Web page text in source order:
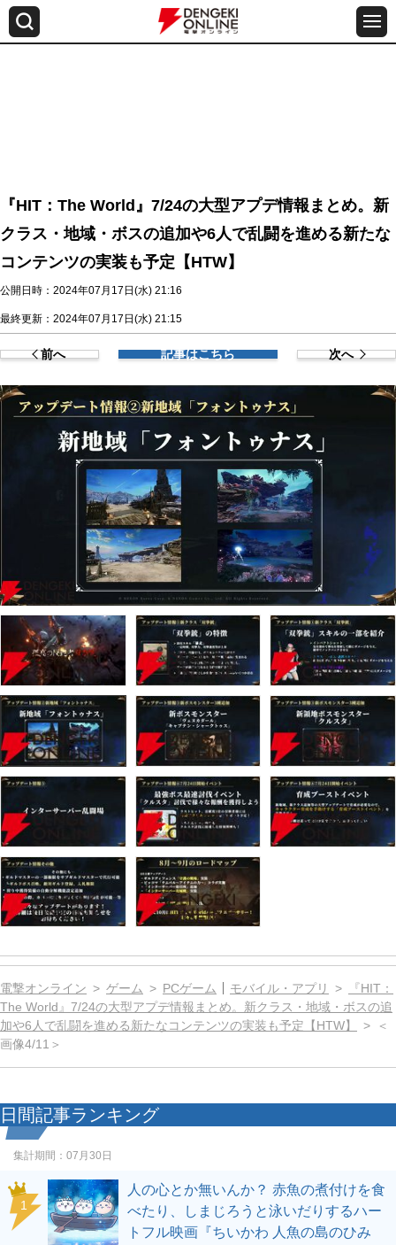
『HIT：The World』7/24の大型アプデ情報まとめ。新
クラス・地域・ボスの追加や6人で乱闘を進める新たな
コンテンツの実装も予定【HTW】
公開日時：2024年07月17日(水) 21:16
最終更新：2024年07月17日(水) 21:15
前へ 記事はこちら 次へ
電撃オンライン ゲーム PCゲーム モバイル・アプリ
『HIT：
The World』7/24の大型アプデ情報まとめ。新クラス・地域・ボスの追
加や6人で乱闘を進める新たなコンテンツの実装も予定【HTW】
＜
画像4/11＞
日間記事ランキング
集計期間： 07月30日
1
人の心とか無いんか？ 赤魚の煮付けを食
べたり、しまじろうと泳いだりするハー
トフル映画『ちいかわ 人魚の島のひみ